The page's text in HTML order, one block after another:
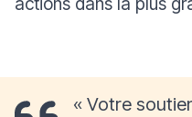
« Votre